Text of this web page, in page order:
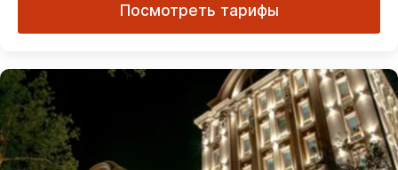
Посмотреть тарифы